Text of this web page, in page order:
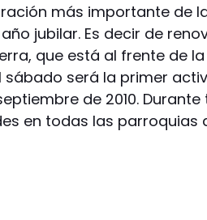
más importante de
jubilar. Es decir de
que está al frente de
sábado será la primer
de 2010.
en todas las parroquias